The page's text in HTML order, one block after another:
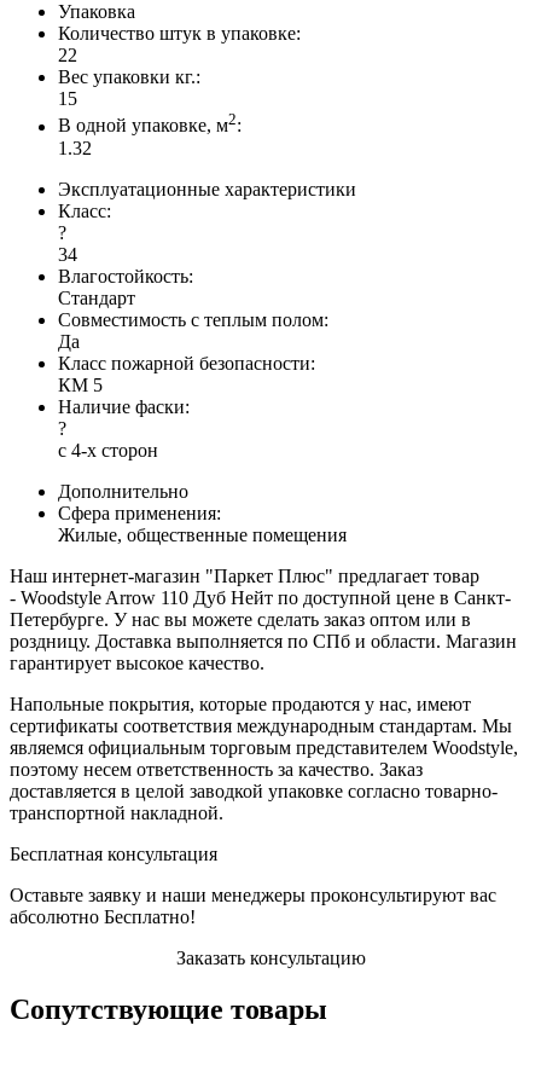
Упаковка
Количество штук в упаковке:
22
Вес упаковки кг.:
15
В одной упаковке, м2:
1.32
Эксплуатационные характеристики
Класс:
?
34
Влагостойкость:
Стандарт
Совместимость с теплым полом:
Да
Класс пожарной безопасности:
КМ 5
Наличие фаски:
?
с 4-х сторон
Дополнительно
Сфера применения:
Жилые, общественные помещения
Наш интернет-магазин "Паркет Плюс" предлагает товар
- Woodstyle Arrow 110 Дуб Нейт по доступной цене в Санкт-
Петербурге. У нас вы можете сделать заказ оптом или в
роздницу. Доставка выполняется по СПб и области. Магазин
гарантирует высокое качество.
Напольные покрытия, которые продаются у нас, имеют
сертификаты соответствия международным стандартам. Мы
являемся официальным торговым представителем Woodstyle,
поэтому несем ответственность за качество. Заказ
доставляется в целой заводкой упаковке согласно товарно-
транспортной накладной.
Бесплатная консультация
Оставьте заявку и наши менеджеры проконсультируют вас
абсолютно Бесплатно!
Заказать консультацию
Сопутствующие товары